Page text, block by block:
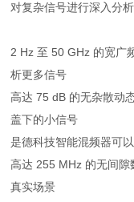
对复杂信号进行深入分析
2 Hz 至 50 GHz 的宽广
析更多信号
高达 75 dB 的无杂散动
盖下的小信号
是德科技智能混频器可
高达 255 MHz 的无间
真实场景